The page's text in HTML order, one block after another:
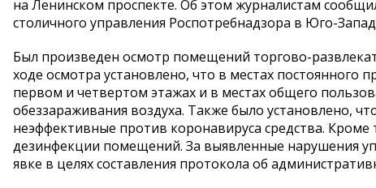
на Ленинском проспекте. Об этом журналистам
столичного управления Роспотребнадзора в Юго-
Был произведен осмотр помещений торгово-
ходе осмотра установлено, что в местах постоянного
первом и четвертом этажах и в местах общего
обеззараживания воздуха. Также было установлено,
неэффективные против коронавируса средства.
дезинфекции помещений. За выявленные нарушения
явке в целях составления протокола об